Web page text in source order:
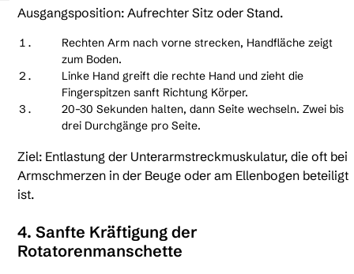
Ausgangsposition: Aufrechter Sitz oder Stand.
Rechten Arm nach vorne strecken, Handfläche zeigt
zum Boden.
Linke Hand greift die rechte Hand und zieht die
Fingerspitzen sanft Richtung Körper.
20–30 Sekunden halten, dann Seite wechseln. Zwei bis
drei Durchgänge pro Seite.
Ziel: Entlastung der Unterarmstreckmuskulatur, die oft bei
Armschmerzen in der Beuge oder am Ellenbogen beteiligt
ist.
4. Sanfte Kräftigung der
Rotatorenmanschette